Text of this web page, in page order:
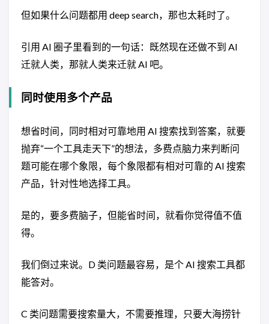
但如果什么问题都用 deep search，那也太耗时了。
引用 AI 圈子里看到的一句话：既然现在还做不到 AI
迁就人类，那就人类来迁就 AI 吧。
同时使用多个产品
想省时间，同时相对可靠地用 AI 搜索找到答案，就要
抛弃“一个工具走天下”的想法，多费点脑力来判断问
题可能在哪个象限，每个象限都有相对可靠的 AI 搜索
产品，针对性地选择工具。
是的，要多费脑子，但能省时间，就看你觉得值不值
得。
我们倒过来说。D 类问题最容易，是个 AI 搜索工具都
能答对。
C 类问题需要搜索量大，不需要推理，只要大海捞针